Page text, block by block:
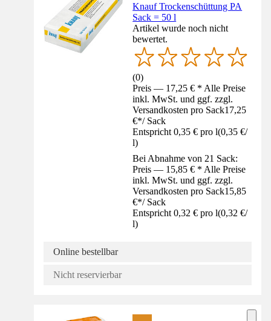
Knauf Trockenschüttung PA
Sack = 50 l
Artikel wurde noch nicht
bewertet.
(0)
Preis — 17,25 € * Alle Preise
inkl. MwSt. und ggf. zzgl.
Versandkosten pro Sack17,25
€*/ Sack
Entspricht 0,35 € pro l(0,35 €/
l)
Bei Abnahme von 21 Sack:
Preis — 15,85 € * Alle Preise
inkl. MwSt. und ggf. zzgl.
Versandkosten pro Sack15,85
€*/ Sack
Entspricht 0,32 € pro l(0,32 €/
l)
Online bestellbar
Nicht reservierbar